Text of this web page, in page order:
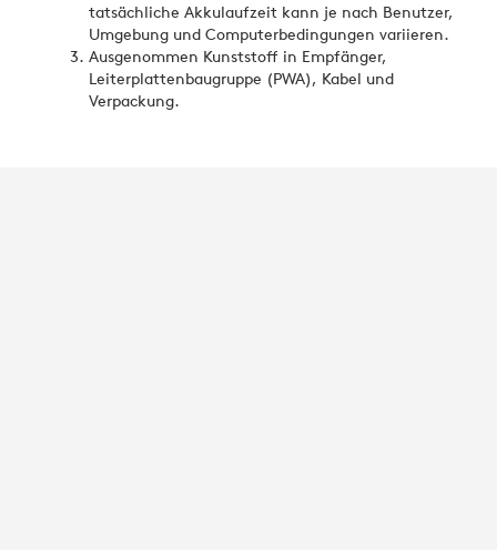
tatsächliche Akkulaufzeit kann je nach Benutzer,
Umgebung und Computerbedingungen variieren.
Ausgenommen Kunststoff in Empfänger,
Leiterplattenbaugruppe (PWA), Kabel und
Verpackung.